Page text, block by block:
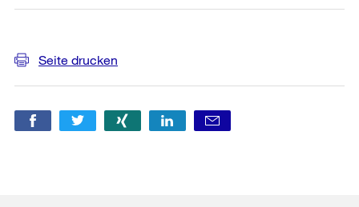
Informationen
Seite drucken